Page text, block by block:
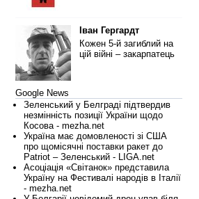
Іван Гергардт
Кожен 5-й загиблий на
цій війні – закарпатець
Google News
Зеленський у Белграді підтвердив
незмінність позиції України щодо
Косова - mezha.net
Україна має домовленості зі США
про щомісячні поставки ракет до
Patriot – Зеленський - LIGA.net
Асоціація «Світанок» представила
Україну на Фестивалі народів в Італії
- mezha.net